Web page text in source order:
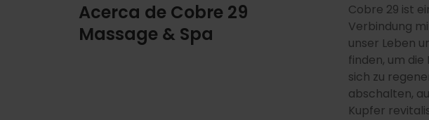
Acerca de Cobre 29
Massage & Spa
Cobre 29 ist
Verbindung
unser Leben
finden, um
sich zu
abschalten,
Kupfer